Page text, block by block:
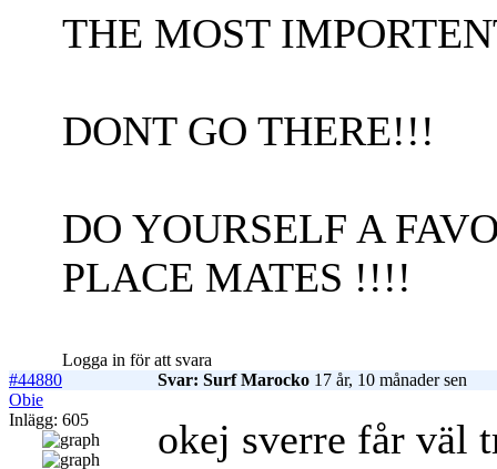
THE MOST
DONT GO THERE!!!
DO YOURSELF A
PLACE MATES !!!!
Logga in för att svara
#44880
Svar: Surf Marocko 17 år, 10 månader sen
Obie
Inlägg: 605
okej sverre får väl